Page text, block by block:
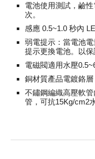
電池使用測試，鹼
次。
感應 0.5~1.0 秒內
弱電提示：當電池
提示更換電池。以保
電磁閥適用水壓
銅材質產品電鍍鉻
不鏽鋼編織高壓軟
管，可抗15Kg/cm2